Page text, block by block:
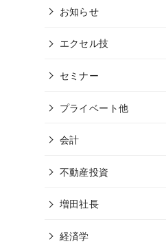
お知らせ
エクセル技
セミナー
プライベート他
会計
不動産投資
増田社長
経済学